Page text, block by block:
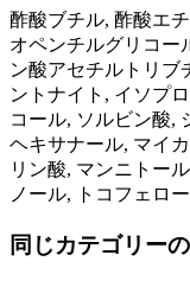
酢酸ブチル, 酢酸エ
オペンチルグリコー
ン酸アセチルトリブ
ントナイト, イソプ
コール, ソルビン酸,
ヘキサナール, マイ
リン酸, マンニトー
ノール, トコフェロ
同じカテゴリー